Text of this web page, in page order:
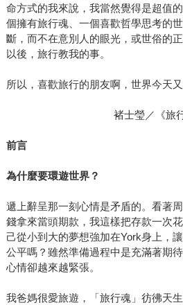
命方式的我來說，我當然覺得是超值
個擁有旅行魂、一個喜歡哲學思考的
斷，而不在意別人的眼光，或世俗的
以後，旅行教我的事。
所以，喜歡旅行的朋友啊，世界今天
褚士瑩／《旅
前言
為什麼要環遊世界？
遞上辭呈那一刻心情是矛盾的。看著
錢拿來當頭期款，我這樣把存款一次
己從小到大的夢想強加在York身上，
公平嗎？雖然準備過程中是充滿著期
心情卻越來越緊張。
我爸媽很愛旅遊，「旅行魂」彷彿天